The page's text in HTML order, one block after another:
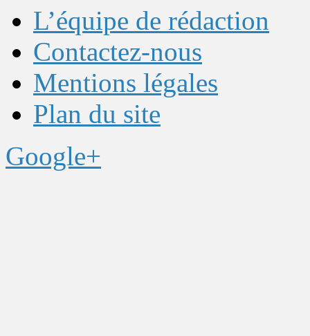
L’équipe de rédaction
Contactez-nous
Mentions légales
Plan du site
Google+